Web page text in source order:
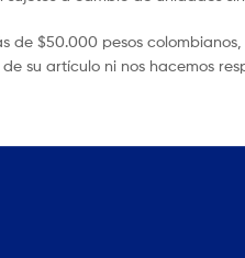
de $50.000 pesos
su artículo ni nos hacemos